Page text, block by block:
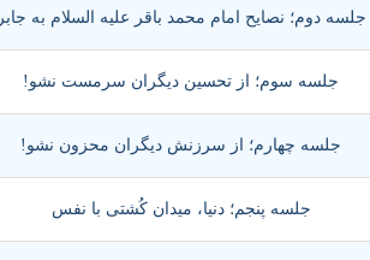
جلسه دوم؛ نصایح امام محمد باقر علیه السلام به جابر
جلسه سوم؛ از تحسین دیگران سرمست نشو!
جلسه چهارم؛ از سرزنش دیگران محزون نشو!
جلسه پنجم؛ دنیا، میدان کُشتی با نفس